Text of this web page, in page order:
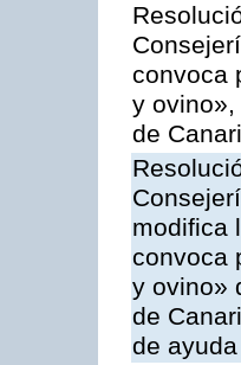
convoca
y
de
modifica
convoca
y ovino»
de
de ayuda